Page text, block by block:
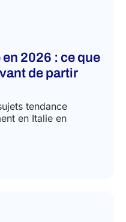
2026 : ce que
de partir
tendance
en Italie en